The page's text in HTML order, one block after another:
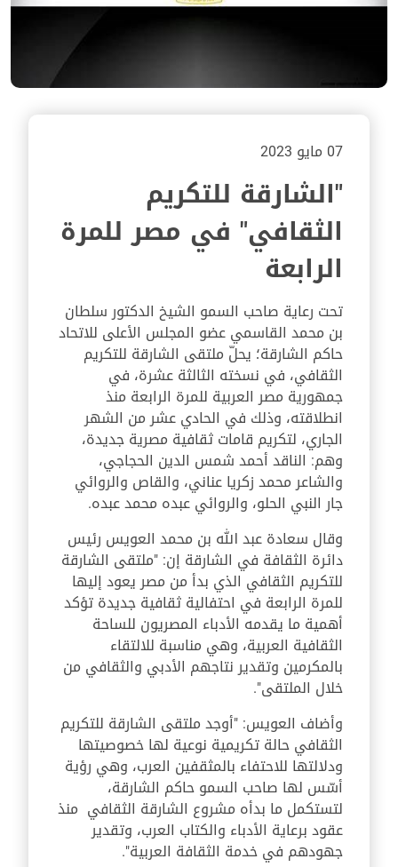
07 مايو 2023
"الشارقة للتكريم
الثقافي" في مصر للمرة
الرابعة
تحت رعاية صاحب السمو الشيخ الدكتور سلطان
بن محمد القاسمي عضو المجلس الأعلى للاتحاد
حاكم الشارقة؛ يحلّ ملتقى الشارقة للتكريم
الثقافي، في نسخته الثالثة عشرة، في
جمهورية مصر العربية للمرة الرابعة منذ
انطلاقته، وذلك في الحادي عشر من الشهر
الجاري، لتكريم قامات ثقافية مصرية جديدة،
وهم: الناقد أحمد شمس الدين الحجاجي،
والشاعر محمد زكريا عناني، والقاص والروائي
جار النبي الحلو، والروائي عبده محمد عبده.
وقال سعادة عبد الله بن محمد العويس رئيس
دائرة الثقافة في الشارقة إن: "ملتقى الشارقة
للتكريم الثقافي الذي بدأ من مصر يعود إليها
للمرة الرابعة في احتفالية ثقافية جديدة تؤكد
أهمية ما يقدمه الأدباء المصريون للساحة
الثقافية العربية، وهي مناسبة للالتقاء
بالمكرمين وتقدير نتاجهم الأدبي والثقافي من
خلال الملتقى".
وأضاف العويس: "أوجد ملتقى الشارقة للتكريم
الثقافي حالة تكريمية نوعية لها خصوصيتها
ودلالتها للاحتفاء بالمثقفين العرب، وهي رؤية
أسّس لها صاحب السمو حاكم الشارقة،
لتستكمل ما بدأه مشروع الشارقة الثقافي منذ
عقود برعاية الأدباء والكتاب العرب، وتقدير
جهودهم في خدمة الثقافة العربية".